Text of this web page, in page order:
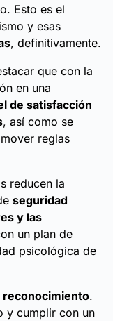
Esto es el
y esas
, definitivamente.
que con la
en una
de satisfacción
, así como se
reglas
reducen la
seguridad
y las
un plan de
psicológica de
reconocimiento.
y cumplir con un